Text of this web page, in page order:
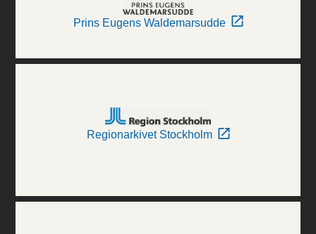
Prins Eugens Waldemarsudde
Regionarkivet Stockholm